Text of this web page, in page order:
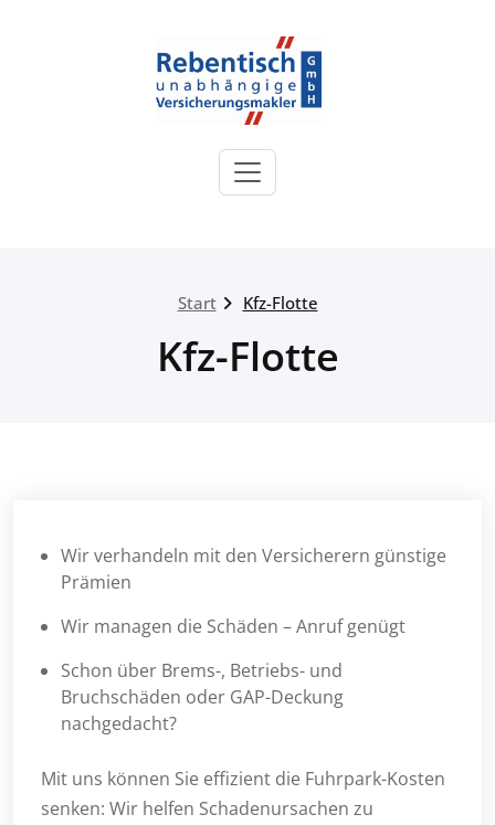
Rebentisch
Versicherungsmakler
Start Kfz-Flotte
Kfz-Flotte
Wir verhandeln mit den Versicherern günstige
Prämien
Wir managen die Schäden – Anruf genügt
Schon über Brems-, Betriebs- und
Bruchschäden oder GAP-Deckung
nachgedacht?
Mit uns können Sie effizient die Fuhrpark-Kosten
senken: Wir helfen Schadenursachen zu